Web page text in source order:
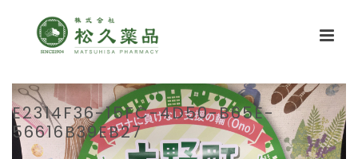
E2314F36-15FC-4D50-B65E-
56616B39EB27